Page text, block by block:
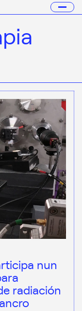
nun
radiación